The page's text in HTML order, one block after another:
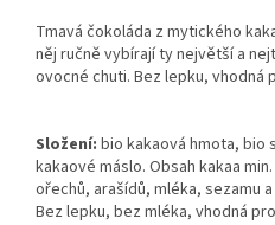
Tmavá čokoláda z mytického
něj ručně vybírají ty největší a
ovocné chuti. Bez lepku, vhodná
Složení: bio kakaová hmota, bio
kakaové máslo. Obsah kakaa
ořechů, arašídů, mléka, sezamu
Bez lepku, bez mléka, vhodná